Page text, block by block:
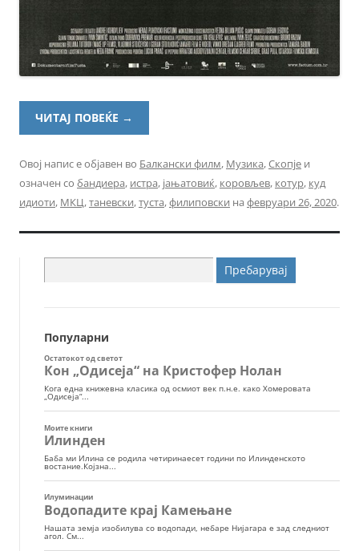
ЧИТАЈ ПОВЕЌЕ →
Овој напис е објавен во Балкански филм, Музика,Скопје и
означен со бандиера, истра, јањатовиќ, коровљев, котур, куд
идиоти, МКЦ,таневски,туста,филиповски на февруари 26, 2020.
за:
Популарни